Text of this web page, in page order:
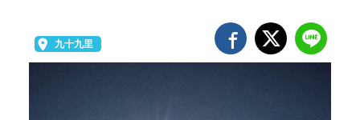
九十九里